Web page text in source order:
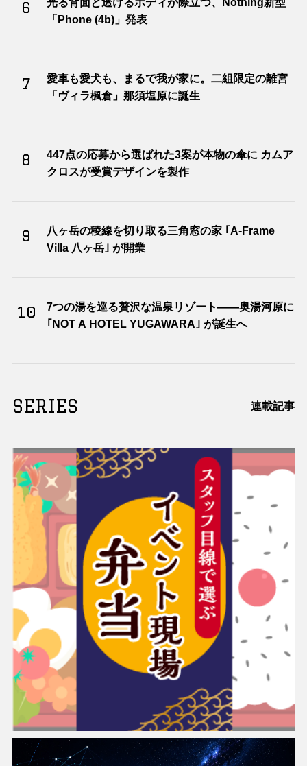
6
「Phone (4b)」発表
7
愛車も愛犬も、まるで我が家に。二組限定の離宮
「ヴィラ楓倉」那須塩原に誕生
8
447点の応募から選ばれた3案が本物の傘に カムア
クロスが受賞デザインを製作
9
八ヶ岳の稜線を切り取る三角窓の家 ｢A-Frame
Villa 八ヶ岳｣ が開業
10
7つの湯を巡る贅沢な温泉リゾート――奥湯河原に
｢NOT A HOTEL YUGAWARA｣ が誕生へ
SERIES 連載記事